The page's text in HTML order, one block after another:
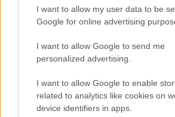
I want to allow my user data to be
Google for online advertising
I want to allow Google to send me
personalized advertising.
I want to allow Google to enable
related to analytics like cookies on
device identifiers in apps.
ar tuberkulozi nesirga, tā nebija
Klepus, neliela temperatūra – it
nejutos īpaši slikti. Grūtniecības
noteikt, kāpēc tā temperatūra
paaugstināta.
Pēc dzemdībām – temperatūra 40